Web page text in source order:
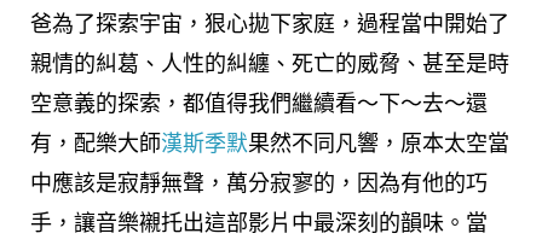
爸為了探索宇宙，狠心拋下家庭，過程當中開始了
親情的糾葛、人性的糾纏、死亡的威脅、甚至是時
空意義的探索，都值得我們繼續看～下～去～還
有，配樂大師漢斯季默果然不同凡響，原本太空當
中應該是寂靜無聲，萬分寂寥的，因為有他的巧
手，讓音樂襯托出這部影片中最深刻的韻味。當